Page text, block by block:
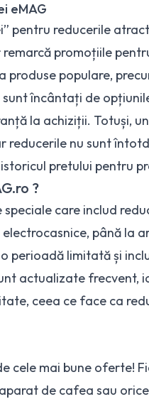
eMAG
pentru reducerile
promoțiile
produse populare,
încântați de
la achiziții. Totuși,
reducerile nu sunt
pretului pentru
?
care includ
până la
perioadă limitată și
actualizate frecvent,
ceea ce face ca
cele mai bune oferte!
de cafea sau